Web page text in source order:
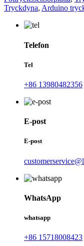
Tryckdyna, Arduino
Telefon
Tel
+86 13980482356
E-post
E-post
WhatsApp
whatsapp
+86 15718008423